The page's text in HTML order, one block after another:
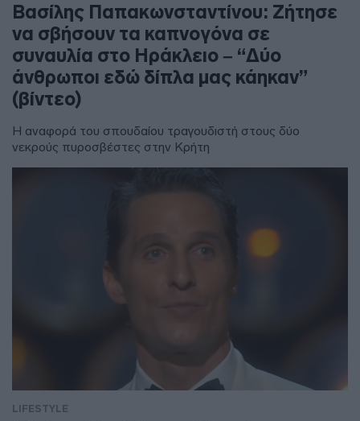
Βασίλης Παπακωνσταντίνου: Ζήτησε
να σβήσουν τα καπνογόνα σε
συναυλία στο Ηράκλειο – “Δύο
άνθρωποι εδώ δίπλα μας κάηκαν”
(βίντεο)
Η αναφορά του σπουδαίου τραγουδιστή στους δύο
νεκρούς πυροσβέστες στην Κρήτη
LIFESTYLE